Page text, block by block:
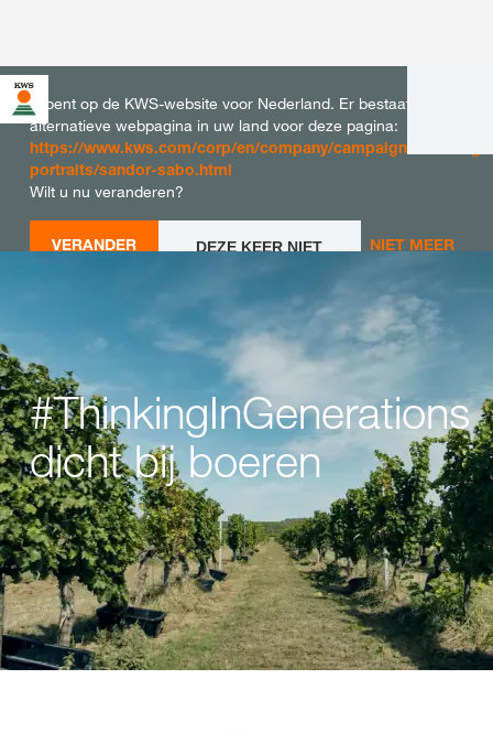
U bent op de KWS-website voor Nederland. Er bestaat een
alternatieve webpagina in uw land voor deze pagina:
https://www.kws.com/corp/en/company/campaigns/
portraits/sandor-sabo.html
Wilt u nu veranderen?
VERANDER
DEZE KEER NIET
NIET MEER
#ThinkingInGenerations
dicht bij boeren